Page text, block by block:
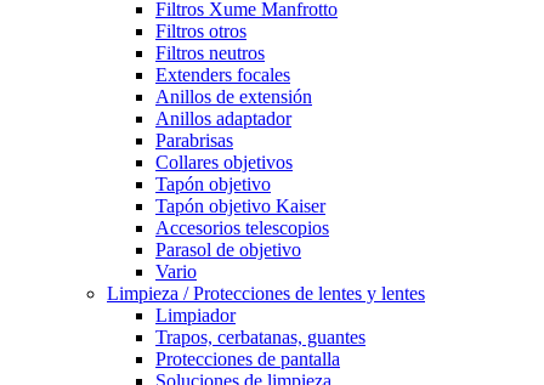
Filtros Xume Manfrotto
Filtros otros
Filtros neutros
Extenders focales
Anillos de extensión
Anillos adaptador
Parabrisas
Collares objetivos
Tapón objetivo
Tapón objetivo Kaiser
Accesorios telescopios
Parasol de objetivo
Vario
Limpieza / Protecciones de lentes y lentes
Limpiador
Trapos, cerbatanas, guantes
Protecciones de pantalla
Soluciones de limpieza